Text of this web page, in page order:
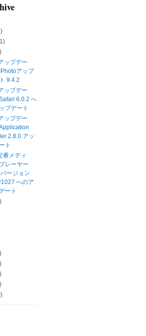
ップデー
アップ
9.4.2
ップデー
6.0.2 へ
プデート
ップデー
2.8.0 アッ
ト
番メディ
レーヤー
ージョン
へのア
ート